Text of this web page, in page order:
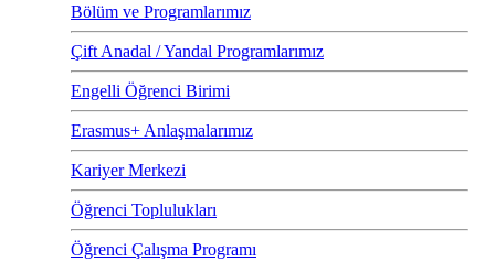
Bölüm ve Programlarımız
Çift Anadal / Yandal Programlarımız
Engelli Öğrenci Birimi
Erasmus+ Anlaşmalarımız
Kariyer Merkezi
Öğrenci Toplulukları
Öğrenci Çalışma Programı